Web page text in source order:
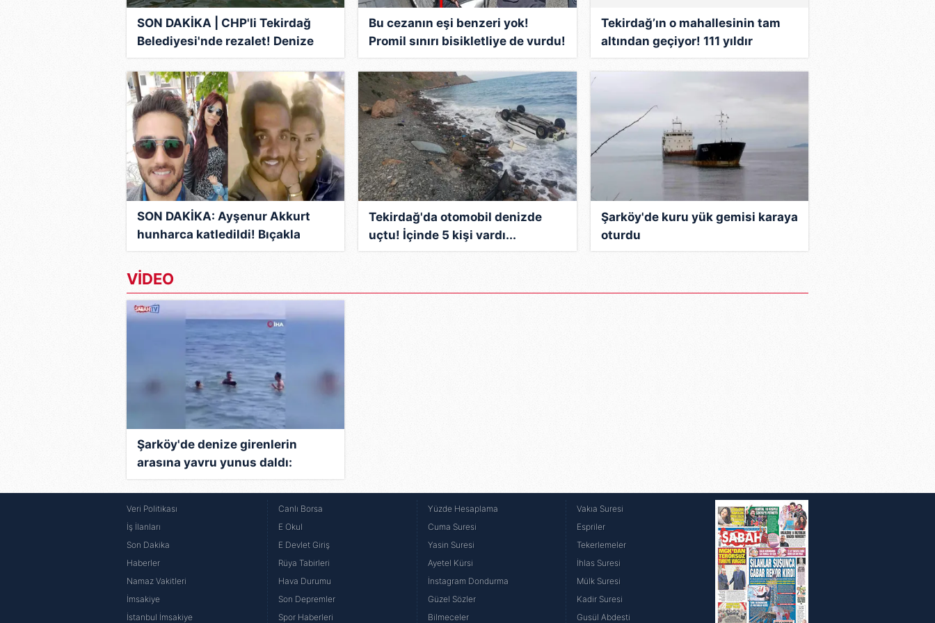
mevzuata uygun olarak kullanılan çerezlerle ilgili bilgi almak için lütfentıklayınız.
SON DAKİKA | CHP'li Tekirdağ
Belediyesi'nde rezalet! Denize
lağım aktı vatandaş isyan etti
Bu cezanın eşi benzeri yok!
Promil sınırı bisikletliye de vurdu!
Sürücü şaştı kaldı...
Tekirdağ’ın o mahallesinin tam
altından geçiyor! 111 yıldır
uyuyan canavar uyandı!
SON DAKİKA: Ayşenur Akkurt
hunharca katledildi! Bıçakla
boğazını kesti sonra da...
Tekirdağ'da otomobil denizde
uçtu! İçinde 5 kişi vardı...
Şarköy'de kuru yük gemisi karaya
oturdu
VİDEO
Şarköy'de denize girenlerin
arasına yavru yunus daldı:
Eğlenceli anlar kamerada | Video
Veri Politikası
İş İlanları
Son Dakika
Haberler
Namaz Vakitleri
İmsakiye
İstanbul İmsakiye
Canlı Borsa
E Okul
E Devlet Giriş
Rüya Tabirleri
Hava Durumu
Son Depremler
Spor Haberleri
Yüzde Hesaplama
Cuma Suresi
Yasin Suresi
Ayetel Kürsi
İnstagram Dondurma
Güzel Sözler
Bilmeceler
Vakıa Suresi
Espriler
Tekerlemeler
İhlas Suresi
Mülk Suresi
Kadir Suresi
Gusül Abdesti